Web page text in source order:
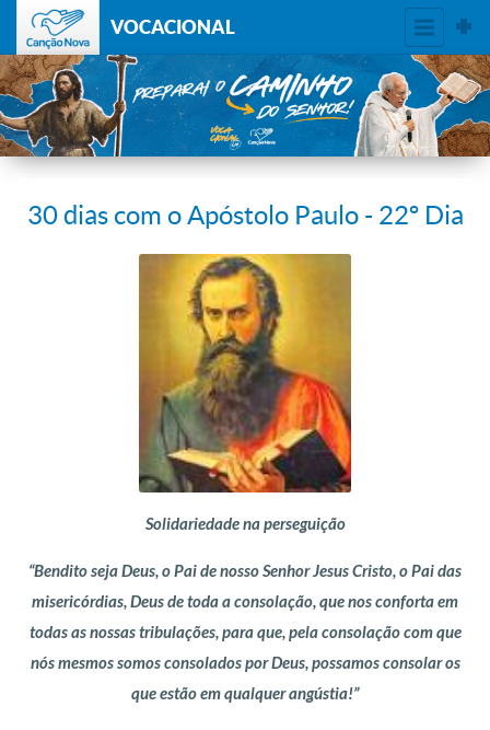
VOCACIONAL
30 dias com o Apóstolo Paulo - 22º Dia
Solidariedade na perseguição
“Bendito seja Deus, o Pai de nosso Senhor Jesus Cristo, o Pai das
misericórdias, Deus de toda a consolação, que nos conforta em
todas as nossas tribulações, para que, pela consolação com que
nós mesmos somos consolados por Deus, possamos consolar os
que estão em qualquer angústia!”